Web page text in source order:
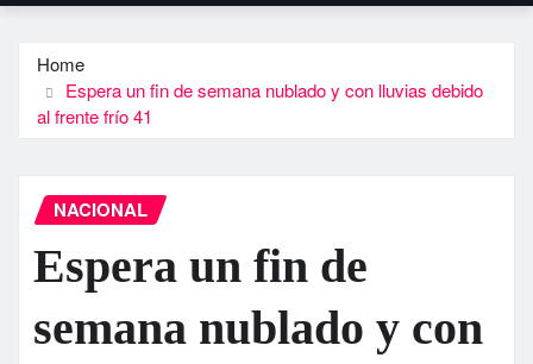
Home
Espera un fin de semana nublado y con lluvias debido
al frente frí­o 41
NACIONAL
Espera un fin de
semana nublado y con